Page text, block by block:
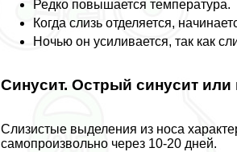
Редко повышается температура.
Когда слизь отделяется,
Ночью он усиливается, так как
Синусит. Острый синусит или
Слизистые выделения из носа
самопроизвольно через 10-20 дней.